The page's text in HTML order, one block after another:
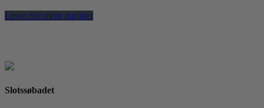
Lesen Sie mehr darüber
Slotssøbadet